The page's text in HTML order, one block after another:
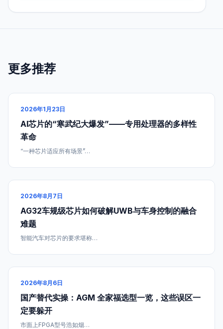
更多推荐
2026年1月23日
AI芯片的“寒武纪大爆发”——专用处理器的多样性
革命
“一种芯片适应所有场景”…
2026年8月7日
AG32车规级芯片如何破解UWB与车身控制的融合
难题
智能汽车对芯片的要求堪称…
2026年8月6日
国产替代实操：AGM 全家福选型一览，这些误区一
定要躲开
市面上FPGA型号浩如烟…